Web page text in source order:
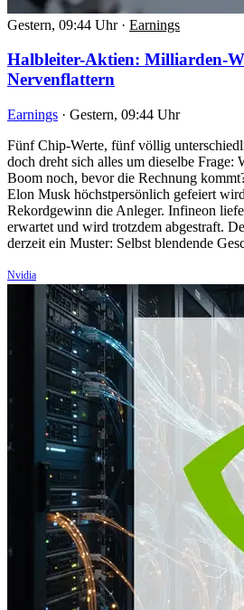
Gestern, 09:44 Uhr · Earnings
Halbleiter-Aktien: Milliarden-
Nervenflattern
Earnings · Gestern, 09:44 Uhr
Fünf Chip-Werte, fünf völlig
doch dreht sich alles um dieselbe Frage:
Boom noch, bevor die Rechnung
Elon Musk höchstpersönlich gefeiert
Rekordgewinn die Anleger. Infineon
erwartet und wird trotzdem abgestraft.
derzeit ein Muster: Selbst blendende
Nvidia